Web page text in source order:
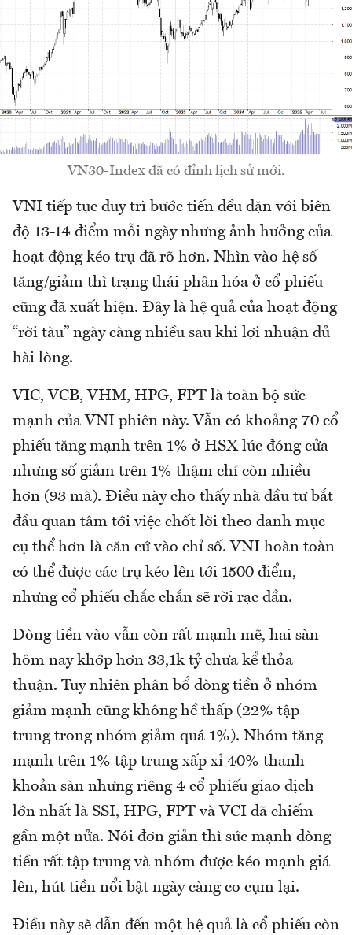
VN30-Index đã có đỉnh lịch sử mới.
VNI tiếp tục duy trì bước tiến đều đặn với biên
độ 13-14 điểm mỗi ngày nhưng ảnh hưởng của
hoạt động kéo trụ đã rõ hơn. Nhìn vào hệ số
tăng/giảm thì trạng thái phân hóa ở cổ phiếu
cũng đã xuất hiện. Đây là hệ quả của hoạt động
“rời tàu” ngày càng nhiều sau khi lợi nhuận đủ
hài lòng.
VIC, VCB, VHM, HPG, FPT là toàn bộ sức
mạnh của VNI phiên này. Vẫn có khoảng 70 cổ
phiếu tăng mạnh trên 1% ở HSX lúc đóng cửa
nhưng số giảm trên 1% thậm chí còn nhiều
hơn (93 mã). Điều này cho thấy nhà đầu tư bắt
đầu quan tâm tới việc chốt lời theo danh mục
cụ thể hơn là căn cứ vào chỉ số. VNI hoàn toàn
có thể được các trụ kéo lên tới 1500 điểm,
nhưng cổ phiếu chắc chắn sẽ rời rạc dần.
Dòng tiền vào vẫn còn rất mạnh mẽ, hai sàn
hôm nay khớp hơn 33,1k tỷ chưa kể thỏa
thuận. Tuy nhiên phân bổ dòng tiền ở nhóm
giảm mạnh cũng không hề thấp (22% tập
trung trong nhóm giảm quá 1%). Nhóm tăng
mạnh trên 1% tập trung xấp xỉ 40% thanh
khoản sàn nhưng riêng 4 cổ phiếu giao dịch
lớn nhất là SSI, HPG, FPT và VCI đã chiếm
gần một nửa. Nói đơn giản thì sức mạnh dòng
tiền rất tập trung và nhóm được kéo mạnh giá
lên, hút tiền nổi bật ngày càng co cụm lại.
Điều này sẽ dẫn đến một hệ quả là cổ phiếu còn